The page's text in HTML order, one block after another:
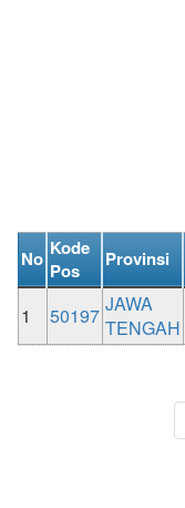
No Kode
Pos
Provinsi
1 50197 JAWA
TENGAH